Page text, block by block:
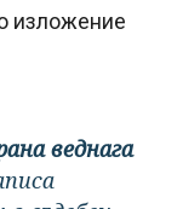
изложение
веднага